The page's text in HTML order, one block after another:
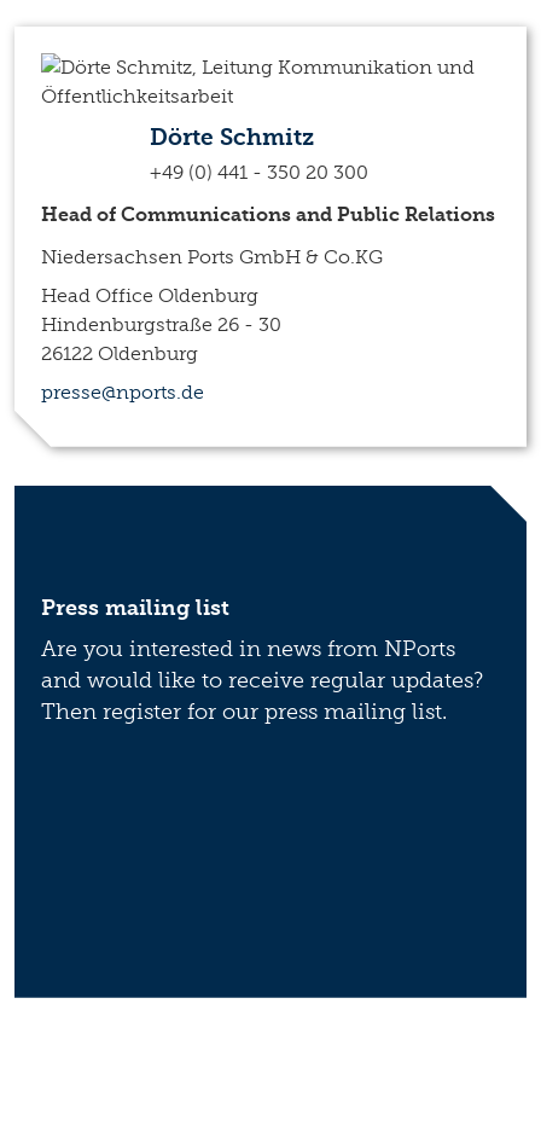
Dörte Schmitz
+49 (0) 441 - 350 20 300
Head of Communications and Public Relations
Niedersachsen Ports GmbH & Co.KG
Head Office Oldenburg
Hindenburgstraße 26 - 30
26122 Oldenburg
presse@nports.de
Press mailing list
Are you interested in news from NPorts
and would like to receive regular updates?
Then register for our press mailing list.